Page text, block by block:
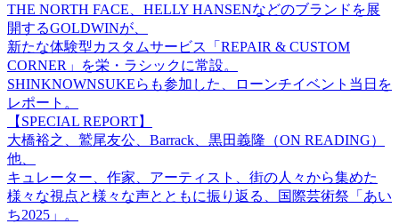
THE NORTH FACE、HELLY HANSENなどのブランドを展
開するGOLDWINが、
新たな体験型カスタムサービス「REPAIR & CUSTOM
CORNER」を栄・ラシックに常設。
SHINKNOWNSUKEらも参加した、ローンチイベント当日を
レポート。
【SPECIAL REPORT】
大橋裕之、鷲尾友公、Barrack、黒田義隆（ON READING）
他、
キュレーター、作家、アーティスト、街の人々から集めた
様々な視点と様々な声とともに振り返る、国際芸術祭「あい
ち2025」。